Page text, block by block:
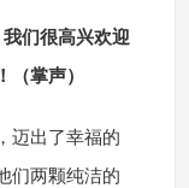
们很高兴欢迎
掌声）
迈出了幸福的
们两颗纯洁的